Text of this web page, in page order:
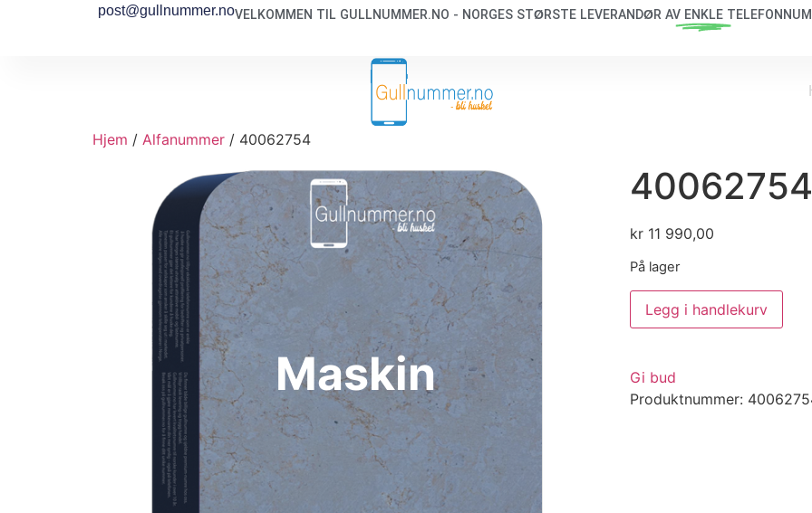
post@gullnummer.noVELKOMMEN TIL GULLNUMMER.NO - NORGES STØRSTE LEVERANDØR AV ENKLE
Hjem / Alfanummer / 40062754
Maskin
40062754
kr11 990,00
På lager
Legg i handlekurv
Gi bud
Produktnummer: